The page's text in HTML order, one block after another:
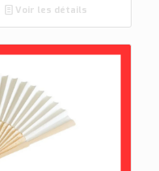
Voir les détails